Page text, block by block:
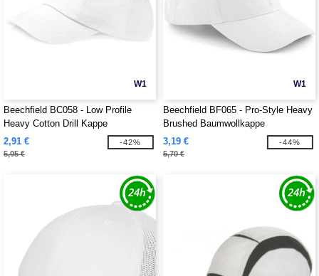
W1
Beechfield BC058 - Low Profile
Heavy Cotton Drill Kappe
2,91 €
5,05 €
-42%
W1
Beechfield BF065 - Pro-Style Heavy
Brushed Baumwollkappe
3,19 €
5,70 €
-44%